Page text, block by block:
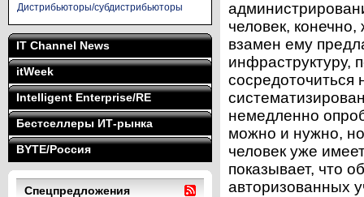
Дистрибьюторы/субдистрибьюторы
IT Channel News
itWeek
Intelligent Enterprise/RE
Бестселлеры ИТ-рынка
BYTE/Россия
Спецпредложения
человек,
взамен ему
инфраструктуру,
сосредоточиться
немедленно
можно и нужно,
человек уже
показывает, что
авторизованных